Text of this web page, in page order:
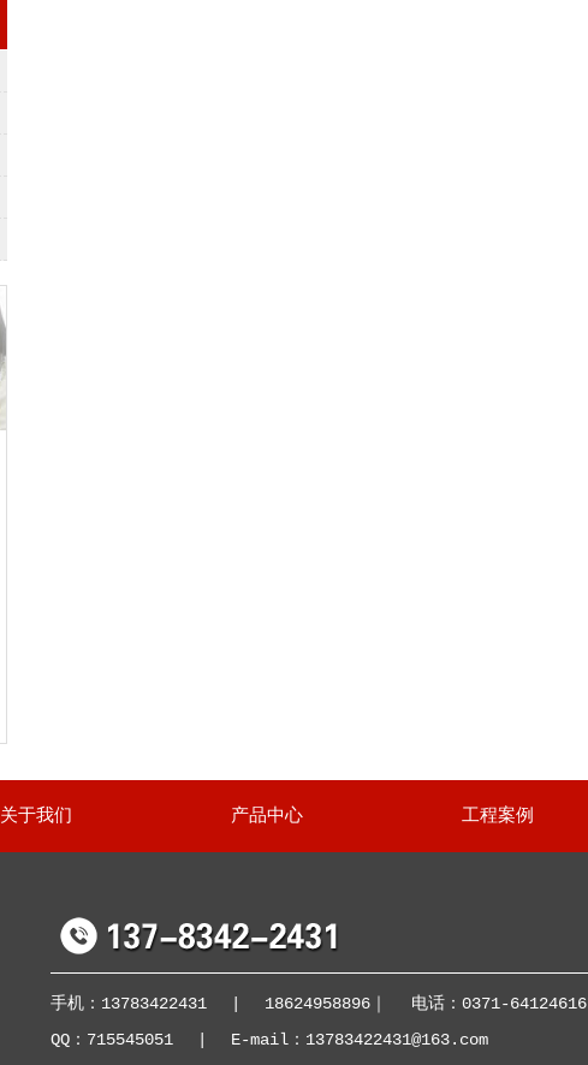
关于我们 产品中心 工程案例
手机：13783422431 18624958896
电话：0371-64124616
QQ：715545051
E-mail：13783422431@163.com